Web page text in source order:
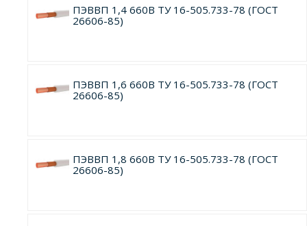
ПЭВВП 1,4 660В ТУ 16-505.733-78 (ГОСТ
26606-85)
ПЭВВП 1,6 660В ТУ 16-505.733-78 (ГОСТ
26606-85)
ПЭВВП 1,8 660В ТУ 16-505.733-78 (ГОСТ
26606-85)